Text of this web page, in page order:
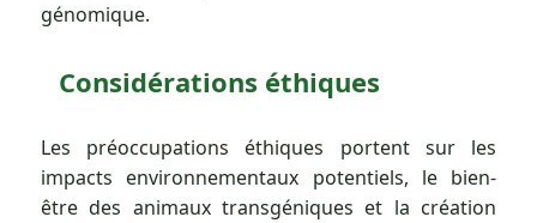
génomique.
Considérations éthiques
Les préoccupations éthiques portent sur les
impacts environnementaux potentiels, le bien-
être des animaux transgéniques et la création